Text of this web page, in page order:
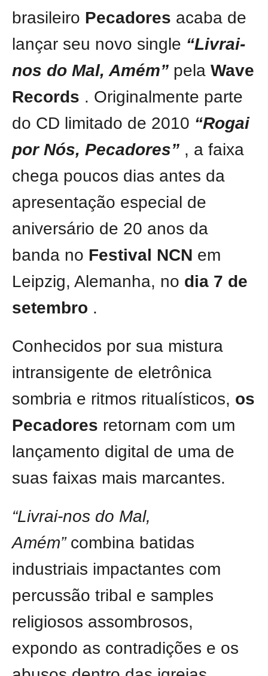
brasileiro Pecadores acaba de
lançar seu novo single “Livrai-
nos do Mal, Amém” pela Wave
Records . Originalmente parte
do CD limitado de 2010 “Rogai
por Nós, Pecadores” , a faixa
chega poucos dias antes da
apresentação especial de
aniversário de 20 anos da
banda no Festival NCN em
Leipzig, Alemanha, no dia 7 de
setembro .
Conhecidos por sua mistura
intransigente de eletrônica
sombria e ritmos ritualísticos, os
Pecadores retornam com um
lançamento digital de uma de
suas faixas mais marcantes.
“Livrai-nos do Mal,
Amém”combina batidas
industriais impactantes com
percussão tribal e samples
religiosos assombrosos,
expondo as contradições e os